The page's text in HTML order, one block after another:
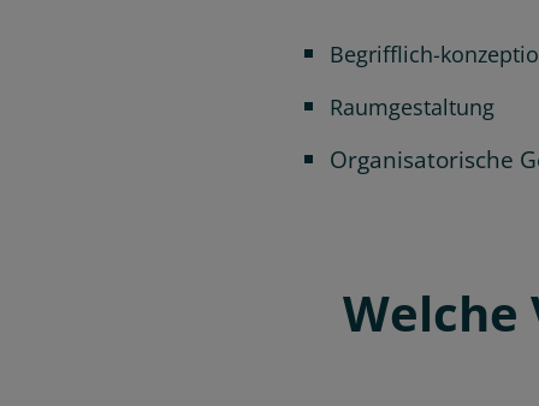
Begrifflich-
Raumgestaltung
Organisatorische
Welche